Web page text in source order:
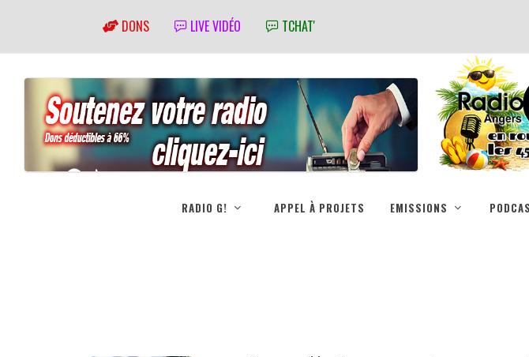
DONS LIVE VIDÉO TCHAT'
RADIO G! APPEL À PROJETS EMISSIONS